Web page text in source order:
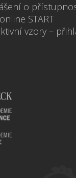
o
START
vzory –